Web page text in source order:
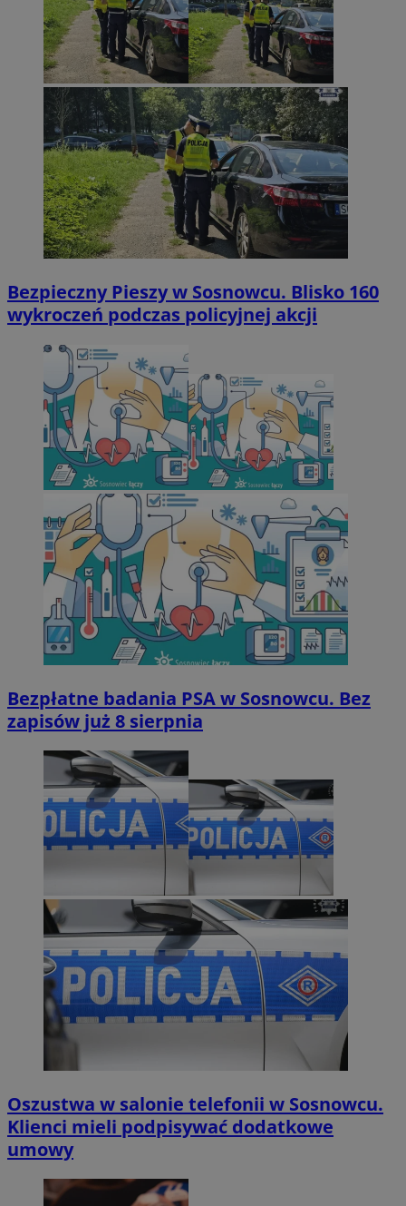
Bezpieczny Pieszy w Sosnowcu. Blisko 160
wykroczeń podczas policyjnej akcji
Bezpłatne badania PSA w Sosnowcu. Bez
zapisów już 8 sierpnia
Oszustwa w salonie telefonii w Sosnowcu.
Klienci mieli podpisywać dodatkowe
umowy